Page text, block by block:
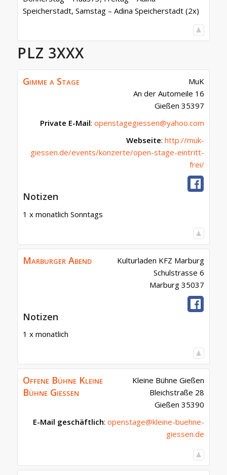
Speicherstadt, Samstag – Adina Speicherstadt (2x)
PLZ 3XXX
Gimme a Stage
MuK
An der Automeile 16
Gießen 35397
Private E-Mail: openstagegiessen@yahoo.com
Webseite: http://muk-
giessen.de/events/konzerte/open-stage-eintritt-
frei/
Notizen
1 x monatlich Sonntags
Marburger Abend
Kulturladen KFZ Marburg
Schulstrasse 6
Marburg 35037
Notizen
1 x monatlich
Offene Bühne Kleine
Bühne Gießen
Kleine Bühne Gießen
Bleichstraße 28
Gießen 35390
E-Mail geschäftlich: openstage@kleine-buehne-
giessen.de